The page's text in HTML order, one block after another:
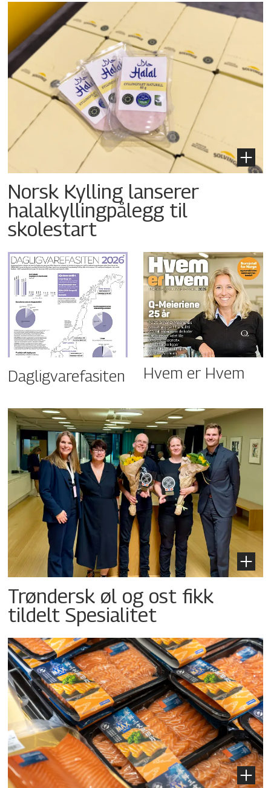
Norsk Kylling lanserer
halalkyllingpålegg til
skolestart
Dagligvarefasiten Hvem er Hvem
Trøndersk øl og ost fikk
tildelt Spesialitet